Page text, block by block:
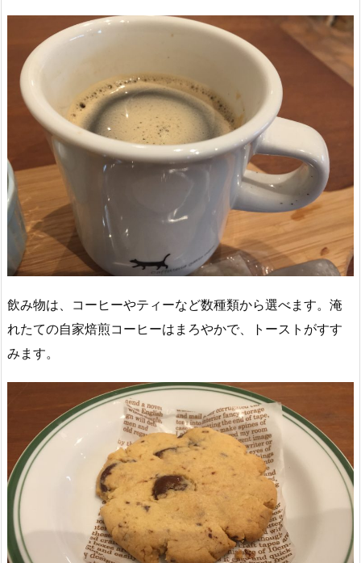
飲み物は、コーヒーやティーなど数種類から選べます。淹
れたての自家焙煎コーヒーはまろやかで、トーストがすす
みます。